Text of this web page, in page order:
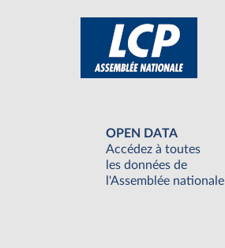
OPEN DATA
Accédez à toutes
les données de
l'Assemblée nationale